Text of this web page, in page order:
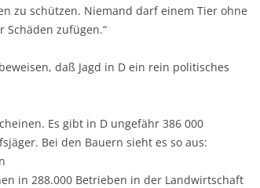
zu schützen. Niemand darf einem Tier ohne
Schäden zufügen.“
daß Jagd in D ein rein politisches
Es gibt in D ungefähr 386 000
Bei den Bauern sieht es so aus:
in 288.000 Betrieben in der Landwirtschaft